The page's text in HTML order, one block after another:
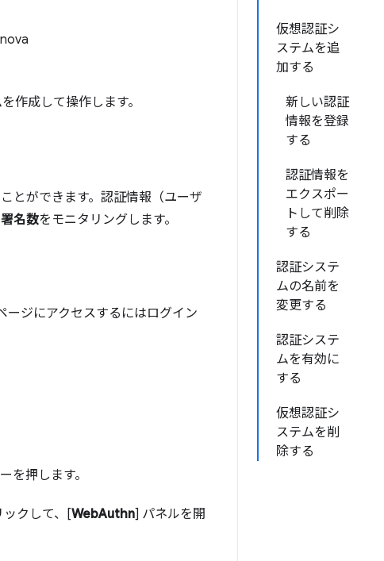
仮想認証シ
ステムを追
加する
新しい認証
情報を登録
する
認証情報を
エクスポー
トして削除
する
認証システ
ムの名前を
変更する
認証システ
ムを有効に
する
仮想認証シ
ステムを削
除する
作成して操作します。
とができます。認証情報（ユーザ
署名数をモニタリングします。
ジにアクセスするにはログイン
を押します。
ックして、[WebAuthn] パネルを開